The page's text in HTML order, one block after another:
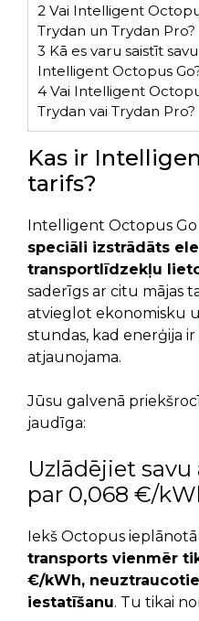
2 Vai Intelligent
Trydan un Trydan Pro?
3 Kā es varu saistīt
Intelligent Octopus
4 Vai Intelligent
Trydan vai Trydan Pro?
Kas ir
tarifs?
Intelligent Octopus
speciāli izstrādāts
transportlīdzekļu
saderīgs ar citu mājas
atvieglot ekonomisku
stundas, kad enerģija
atjaunojama.
Jūsu galvenā
jaudīga:
Uzlādējiet
par 0,068 €/
Iekš Octopus ieplānotā
transports vienmēr
€/kWh,
iestatīšanu. Tu tikai